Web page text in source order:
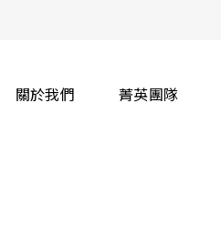
關於我們 菁英團隊